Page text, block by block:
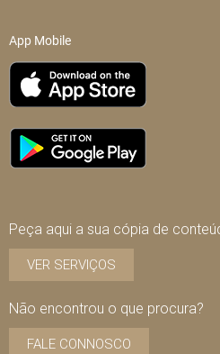
App Mobile
Peça aqui a sua cópia de
VER SERVIÇOS
Não encontrou o que procura?
FALE CONNOSCO